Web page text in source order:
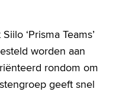
‘Prisma Teams’
worden aan
rondom om
geeft snel